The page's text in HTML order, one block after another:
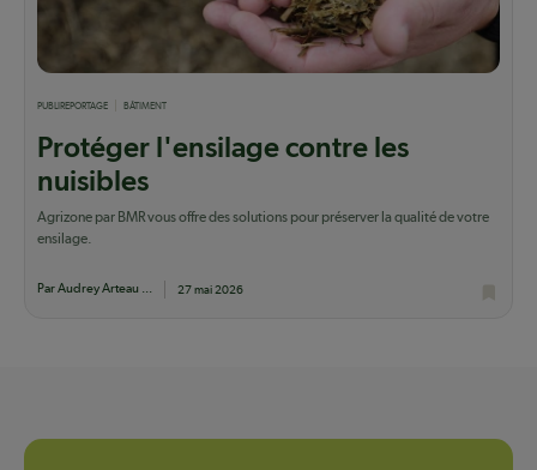
PUBLIREPORTAGE BÂTIMENT
Protéger l'ensilage contre les
nuisibles
Agrizone par BMR vous offre des solutions pour préserver la qualité de votre
ensilage.
Par Audrey Arteau ... 27 mai 2026